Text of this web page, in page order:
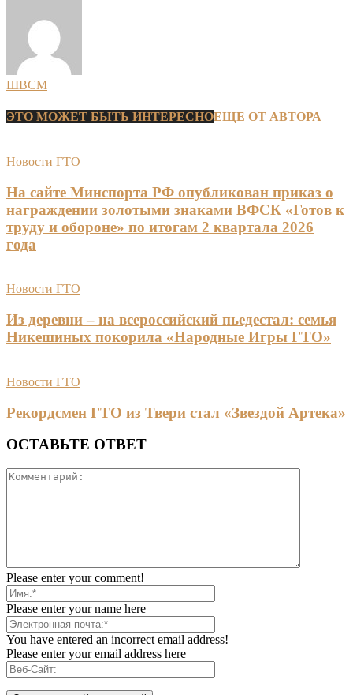
ШВСМ
ЭТО МОЖЕТ БЫТЬ ИНТЕРЕСНОЕЩЕ ОТ АВТОРА
Новости ГТО
На сайте Минспорта РФ опубликован приказ о
награждении золотыми знаками ВФСК «Готов к
труду и обороне» по итогам 2 квартала 2026
года
Новости ГТО
Из деревни – на всероссийский пьедестал: семья
Никешиных покорила «Народные Игры ГТО»
Новости ГТО
Рекордсмен ГТО из Твери стал «Звездой Артека»
ОСТАВЬТЕ ОТВЕТ
Please enter your comment!
Please enter your name here
You have entered an incorrect email address!
Please enter your email address here